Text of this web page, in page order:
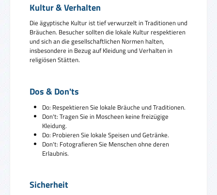
Kultur & Verhalten
Die ägyptische Kultur ist tief verwurzelt in Traditionen und
Bräuchen. Besucher sollten die lokale Kultur respektieren
und sich an die gesellschaftlichen Normen halten,
insbesondere in Bezug auf Kleidung und Verhalten in
religiösen Stätten.
Dos & Don'ts
Do: Respektieren Sie lokale Bräuche und Traditionen.
Don't: Tragen Sie in Moscheen keine freizügige
Kleidung.
Do: Probieren Sie lokale Speisen und Getränke.
Don't: Fotografieren Sie Menschen ohne deren
Erlaubnis.
Sicherheit